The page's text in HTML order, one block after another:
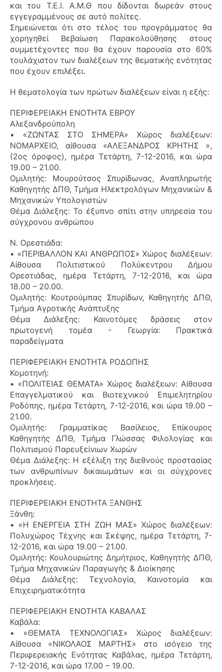
και του Τ.Ε.Ι. Α.Μ.Θ που δίδονται δωρεάν στους
εγγεγραμμένους σε αυτό πολίτες.
Σημειώνεται ότι στο τέλος του προγράμματος θα
χορηγηθεί Βεβαίωση Παρακολούθησης στους
συμμετέχοντες που θα έχουν παρουσία στο 60%
τουλάχιστον των διαλέξεων της θεματικής ενότητας
που έχουν επιλέξει.
Η θεματολογία των πρώτων διαλέξεων είναι η εξής:
ΠΕΡΙΦΕΡΕΙΑΚΗ ΕΝΟΤΗΤΑ ΕΒΡΟΥ
Αλεξανδρούπολη
• «ΖΩΝΤΑΣ ΣΤΟ ΣΗΜΕΡΑ» Χώρος διαλέξεων:
ΝΟΜΑΡΧΕΙΟ, αίθουσα «ΑΛΕΞΑΝΔΡΟΣ ΚΡΗΤΗΣ »,
(2ος όροφος), ημέρα Τετάρτη, 7-12-2016, και ώρα
19.00 – 21.00.
Ομιλητής: Μουρούτσος Σπυρίδωνας, Αναπληρωτής
Καθηγητής ΔΠΘ, Τμήμα Ηλεκτρολόγων Μηχανικών &
Μηχανικών Υπολογιστών
Θέμα Διάλεξης: Το έξυπνο σπίτι στην υπηρεσία του
σύγχρονου ανθρώπου
Ν. Ορεστιάδα:
• «ΠΕΡΙΒΑΛΛΟΝ ΚΑΙ ΑΝΘΡΩΠΟΣ» Χώρος διαλέξεων:
Αίθουσα Πολιτιστικού Πολύκεντρου Δήμου
Ορεστιάδας, ημέρα Τετάρτη, 7-12-2016, και ώρα
18.00 – 20.00.
Ομιλητής: Κουτρούμπας Σπυρίδων, Καθηγητής ΔΠΘ,
Τμήμα Αγροτικής Ανάπτυξης
Θέμα Διάλεξης: Καινοτόμες δράσεις στον
πρωτογενή τομέα - Γεωργία: Πρακτικά
παραδείγματα
ΠΕΡΙΦΕΡΕΙΑΚΗ ΕΝΟΤΗΤΑ ΡΟΔΟΠΗΣ
Κομοτηνή:
• «ΠΟΛΙΤΕΙΑΣ ΘΕΜΑΤΑ» Χώρος διαλέξεων: Αίθουσα
Επαγγελματικού και Βιοτεχνικού Επιμελητηρίου
Ροδόπης, ημέρα Τετάρτη, 7-12-2016, και ώρα 19.00 –
21.00.
Ομιλητής: Γραμματίκας Βασίλειος, Επίκουρος
Καθηγητής ΔΠΘ, Τμήμα Γλώσσας Φιλολογίας και
Πολιτισμού Παρευξείνιων Χωρών
Θέμα Διάλεξης: Η εξέλιξη της διεθνούς προστασίας
των ανθρωπίνων δικαιωμάτων και οι σύγχρονες
προκλήσεις.
ΠΕΡΙΦΕΡΕΙΑΚΗ ΕΝΟΤΗΤΑ ΞΑΝΘΗΣ
Ξάνθη:
• «Η ΕΝΕΡΓΕΙΑ ΣΤΗ ΖΩΗ ΜΑΣ» Χώρος διαλέξεων:
Πολυχώρος Τέχνης και Σκέψης, ημέρα Τετάρτη, 7-
12-2016, και ώρα 19.00 – 21.00.
Ομιλητής: Κουλουριώτης Δημήτριος, Καθηγητής ΔΠΘ,
Τμήμα Μηχανικών Παραγωγής & Διοίκησης
Θέμα Διάλεξης: Τεχνολογία, Καινοτομία και
Επιχειρηματικότητα
ΠΕΡΙΦΕΡΕΙΑΚΗ ΕΝΟΤΗΤΑ ΚΑΒΑΛΑΣ
Καβάλα:
• «ΘΕΜΑΤΑ ΤΕΧΝΟΛΟΓΙΑΣ» Χώρος διαλέξεων:
Αίθουσα «ΝΙΚΟΛΑΟΣ ΜΑΡΤΗΣ» στο ισόγειο της
Περιφερειακής Ενότητας Καβάλας, ημέρα Τετάρτη,
7-12-2016, και ώρα 17.00 – 19.00.